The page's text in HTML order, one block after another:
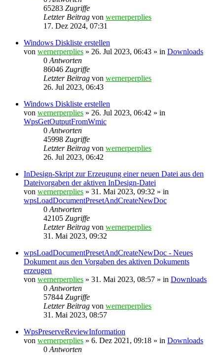
65283 Zugriffe
Letzter Beitrag von wernerperplies
17. Dez 2024, 07:31
Windows Diskliste erstellen
von wernerperplies » 26. Jul 2023, 06:43 » in Downloads
0 Antworten
86046 Zugriffe
Letzter Beitrag von wernerperplies
26. Jul 2023, 06:43
Windows Diskliste erstellen
von wernerperplies » 26. Jul 2023, 06:42 » in
WpsGetOutputFromWmic
0 Antworten
45998 Zugriffe
Letzter Beitrag von wernerperplies
26. Jul 2023, 06:42
InDesign-Skript zur Erzeugung einer neuen Datei aus den
Dateivorgaben der aktiven InDesign-Datei
von wernerperplies » 31. Mai 2023, 09:32 » in
wpsLoadDocumentPresetAndCreateNewDoc
0 Antworten
42105 Zugriffe
Letzter Beitrag von wernerperplies
31. Mai 2023, 09:32
wpsLoadDocumentPresetAndCreateNewDoc - Neues
Dokument aus den Vorgaben des aktiven Dokuments
erzeugen
von wernerperplies » 31. Mai 2023, 08:57 » in Downloads
0 Antworten
57844 Zugriffe
Letzter Beitrag von wernerperplies
31. Mai 2023, 08:57
WpsPreserveReviewInformation
von wernerperplies » 6. Dez 2021, 09:18 » in Downloads
0 Antworten